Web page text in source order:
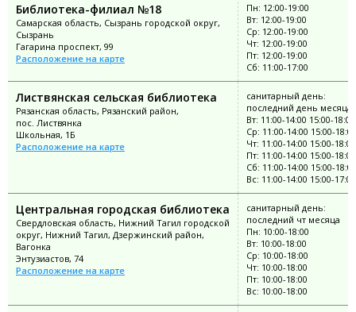
Библиотека-филиал №18
Самарская область, Сызрань городской округ,
Сызрань
Гагарина проспект, 99
Расположение на карте
Пн: 12:00-19:00
Вт: 12:00-19:00
Ср: 12:00-19:00
Чт: 12:00-19:00
Пт: 12:00-19:00
Сб: 11:00-17:00
Листвянская сельская библиотека
Рязанская область, Рязанский район,
пос. Листвянка
Школьная, 1Б
Расположение на карте
санитарный день:
последний день месяца
Вт: 11:00-14:00 15:00-18:00
Ср: 11:00-14:00 15:00-18:00
Чт: 11:00-14:00 15:00-18:00
Пт: 11:00-14:00 15:00-18:00
Сб: 11:00-14:00 15:00-18:00
Вс: 11:00-14:00 15:00-17:00
Центральная городская библиотека
Свердловская область, Нижний Тагил городской
округ, Нижний Тагил, Дзержинский район,
Вагонка
Энтузиастов, 74
Расположение на карте
санитарный день:
последний чт месяца
Пн: 10:00-18:00
Вт: 10:00-18:00
Ср: 10:00-18:00
Чт: 10:00-18:00
Пт: 10:00-18:00
Вс: 10:00-18:00